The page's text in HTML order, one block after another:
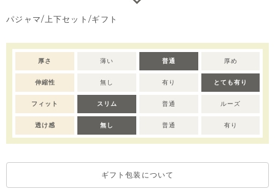
注意）こちらの商品は全サイズ、「開き無し」となりますので予
めご了承ください。
パジャマ/上下セット/ギフト
厚さ 薄い 普通 厚め
伸縮性 無し 有り とても有り
フィット スリム 普通 ルーズ
透け感 無し 普通 有り
ギフト包装について